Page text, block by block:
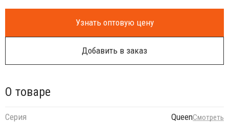
Узнать оптовую цену
Добавить в заказ
О товаре
Серия QueenСмотреть